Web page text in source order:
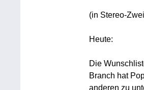
(in Stereo-
Heute:
Die
Branch hat
anderen zu